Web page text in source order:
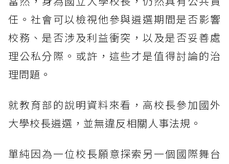
任。社會可以檢視他參與遴選期間是否影響
校務、是否涉及利益衝突，以及是否妥善處
理公私分際。或許，這些才是值得討論的治
理問題。
就教育部的說明資料來看，高校長參加國外
大學校長遴選，並無違反相關人事法規。
單純因為一位校長願意探索另一個國際舞台